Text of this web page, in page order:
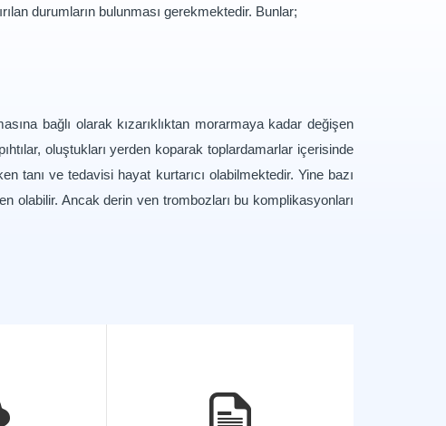
durumların bulunması gerekmektedir. Bunlar;
bağlı olarak kızarıklıktan morarmaya kadar değişen
oluştukları yerden koparak toplardamarlar içerisinde
tanı ve tedavisi hayat kurtarıcı olabilmektedir. Yine bazı
olabilir. Ancak derin ven trombozları bu komplikasyonları